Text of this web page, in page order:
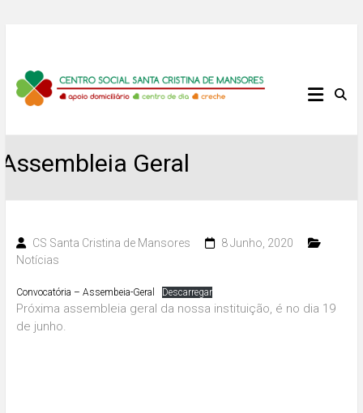
content
Centro
Santa
Cristina
de
Mansores
Assembleia Geral
CS Santa Cristina de Mansores
8 Junho, 2020
Notícias
Convocatória – Assembeia-Geral Descarregar
Próxima assembleia geral da nossa instituição, é no dia 19
de junho.